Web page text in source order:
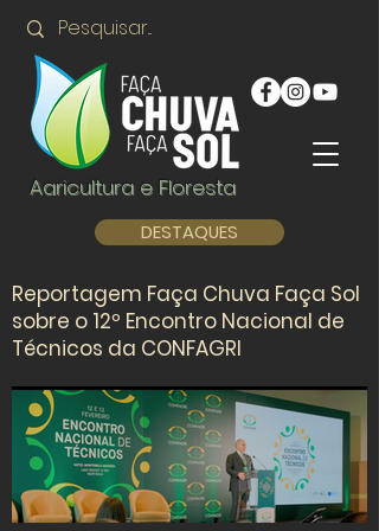
Agricultura e Floresta
DESTAQUES
Reportagem Faça Chuva Faça Sol
sobre o 12º Encontro Nacional de
Técnicos da CONFAGRI